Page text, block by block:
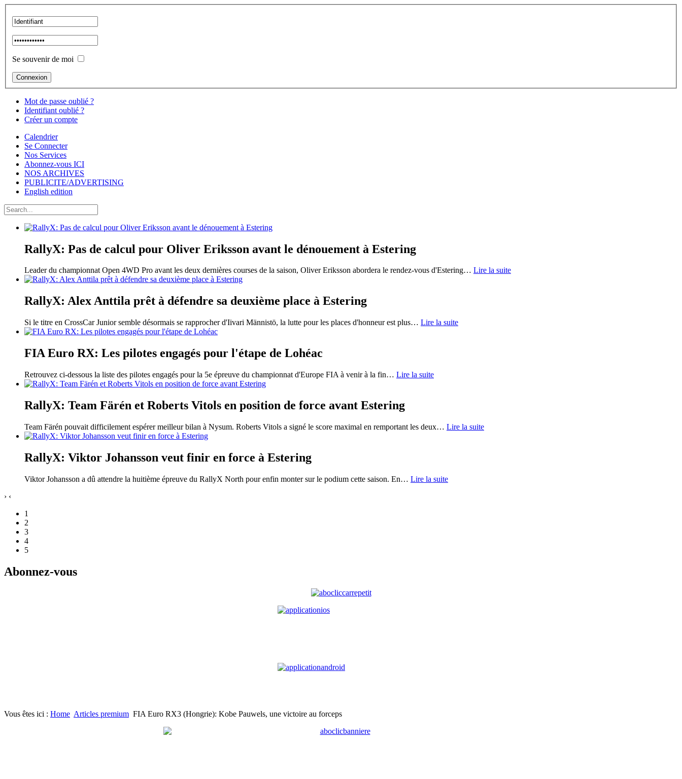
Se souvenir de moi
Mot de passe oublié ?
Identifiant oublié ?
Créer un compte
Calendrier
Se Connecter
Nos Services
Abonnez-vous ICI
NOS ARCHIVES
PUBLICITE/ADVERTISING
English edition
RallyX: Pas de calcul pour Oliver Eriksson avant le dénouement à Estering
Leader du championnat Open 4WD Pro avant les deux dernières courses de la saison, Oliver Eriksson abordera le rendez-vous d'Estering… Lire la suite
RallyX: Alex Anttila prêt à défendre sa deuxième place à Estering
Si le titre en CrossCar Junior semble désormais se rapprocher d'Iivari Männistö, la lutte pour les places d'honneur est plus… Lire la suite
FIA Euro RX: Les pilotes engagés pour l'étape de Lohéac
Retrouvez ci-dessous la liste des pilotes engagés pour la 5e épreuve du championnat d'Europe FIA à venir à la fin… Lire la suite
RallyX: Team Färén et Roberts Vitols en position de force avant Estering
Team Färén pouvait difficilement espérer meilleur bilan à Nysum. Roberts Vitols a signé le score maximal en remportant les deux… Lire la suite
RallyX: Viktor Johansson veut finir en force à Estering
Viktor Johansson a dû attendre la huitième épreuve du RallyX North pour enfin monter sur le podium cette saison. En… Lire la suite
› ‹
1
2
3
4
5
Abonnez-vous
Vous êtes ici : Home Articles premium FIA Euro RX3 (Hongrie): Kobe Pauwels, une victoire au forceps